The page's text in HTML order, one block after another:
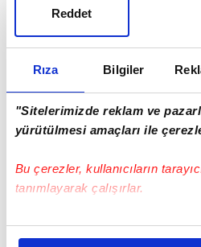
Rıza Bilgiler
"Sitelerimizde reklam ve
yürütülmesi amaçları ile
Bu çerezler, kullanıcıların
tanımlayarak çalışırlar.
Bu çerezlere izin vermeniz
Reddet
Kanarya, geleceğin en